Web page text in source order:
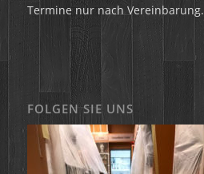
Termine nur nach Vereinbarung.
FOLGEN SIE UNS